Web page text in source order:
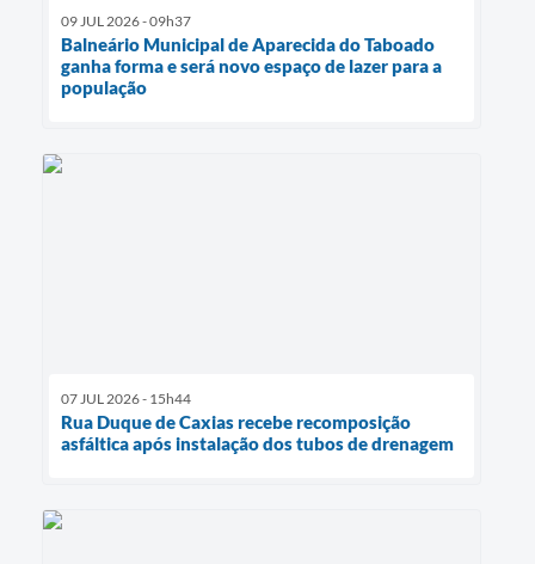
09 JUL 2026 - 09h37
Balneário Municipal de Aparecida do Taboado
ganha forma e será novo espaço de lazer para a
população
07 JUL 2026 - 15h44
Rua Duque de Caxias recebe recomposição
asfáltica após instalação dos tubos de drenagem